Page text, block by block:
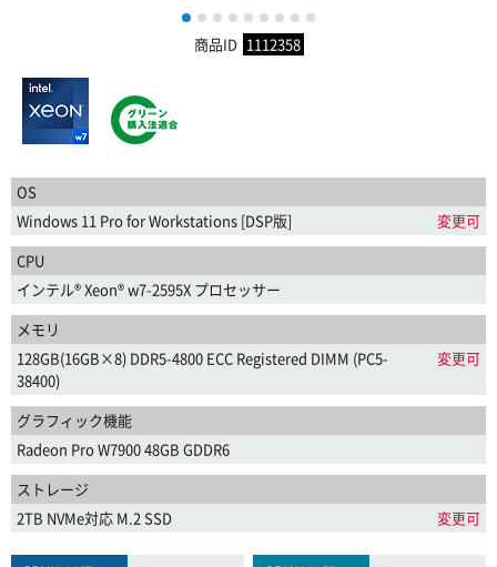
1 2 3 4 5 6 7 8
商品ID 1112358
OS
Windows 11 Pro for Workstations [DSP版]
変更可
CPU
インテル® Xeon® w7-2595X プロセッサー
メモリ
128GB(16GB×8) DDR5-4800 ECC Registered DIMM (PC5-
38400)
変更可
グラフィック機能
Radeon Pro W7900 48GB GDDR6
ストレージ
2TB NVMe対応 M.2 SSD
変更可